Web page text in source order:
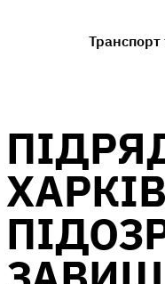
Транспорт